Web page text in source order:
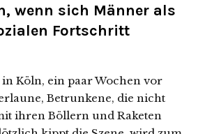
wenn sich Männer als
Fortschritt
Köln, ein paar Wochen vor
Betrunkene, die nicht
ihren Böllern und Raketen